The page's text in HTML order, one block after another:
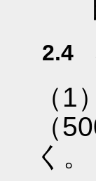
日
2.4
（
（
く。